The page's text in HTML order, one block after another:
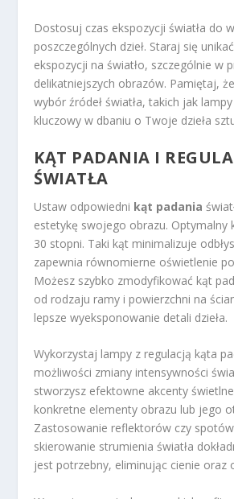
Dostosuj czas ekspozycji światła do
poszczególnych dzieł. Staraj się
ekspozycji na światło, szczególnie w
delikatniejszych obrazów. Pamiętaj,
wybór źródeł światła, takich jak
kluczowy w dbaniu o Twoje dzieła
KĄT PADANIA I
ŚWIATŁA
Ustaw odpowiedni kąt padania
estetykę swojego obrazu. Optymalny
30 stopni. Taki kąt minimalizuje
zapewnia równomierne oświetlenie
Możesz szybko zmodyfikować kąt
od rodzaju ramy i powierzchni na
lepsze wyeksponowanie detali dzieła.
Wykorzystaj lampy z regulacją kąta
możliwości zmiany intensywności
stworzysz efektowne akcenty
konkretne elementy obrazu lub jego
Zastosowanie reflektorów czy
skierowanie strumienia światła
jest potrzebny, eliminując cienie oraz